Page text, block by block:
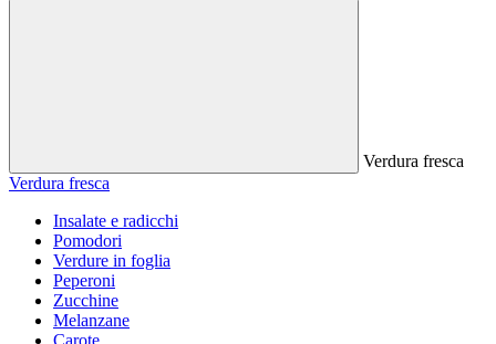
Verdura fresca
Verdura fresca
Insalate e radicchi
Pomodori
Verdure in foglia
Peperoni
Zucchine
Melanzane
Carote